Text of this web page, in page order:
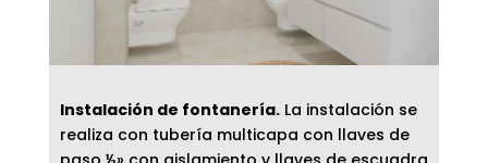
Instalación de fontanería.La instalación se
realiza con tubería multicapa con llaves de